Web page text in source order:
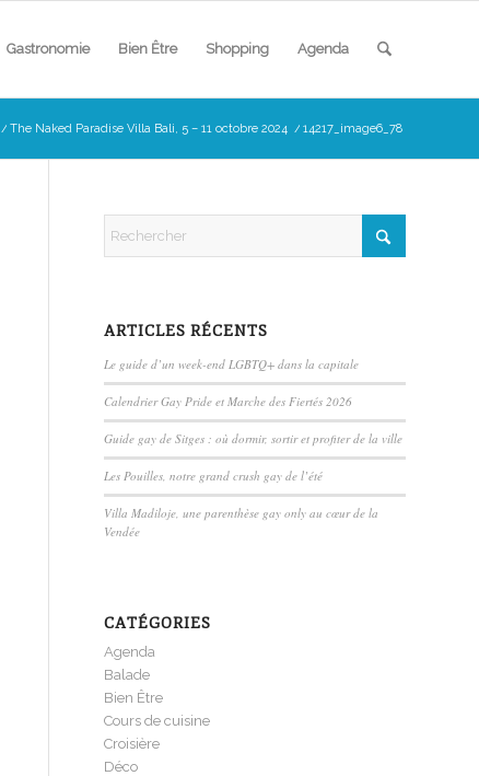
Gastronomie Bien Être Shopping Agenda
/ The Naked Paradise Villa Bali, 5 – 11 octobre 2024 / 14217_image6_78
ARTICLES RÉCENTS
Le guide d’un week-end LGBTQ+ dans la capitale
Calendrier Gay Pride et Marche des Fiertés 2026
Guide gay de Sitges : où dormir, sortir et profiter de la ville
Les Pouilles, notre grand crush gay de l’été
Villa Madiloje, une parenthèse gay only au cœur de la
Vendée
CATÉGORIES
Agenda
Balade
Bien Être
Cours de cuisine
Croisière
Déco